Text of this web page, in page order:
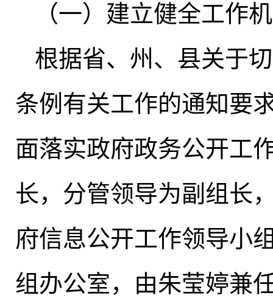
（一）建立健全工作
根据省、州、县关于
条例有关工作的通知要
面落实政府政务公开工
长，分管领导为副组长
府信息公开工作领导小
组办公室，由朱莹婷兼